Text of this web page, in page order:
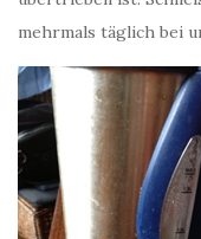
mehrmals täglich bei